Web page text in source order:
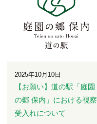
2025年10月10日
【お願い】道の駅「庭園
の郷 保内」における視察
受入れについて